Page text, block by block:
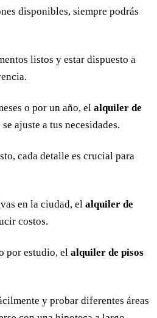
disponibles, siempre podrás
listos y estar dispuesto a
o por un año, el alquiler de
ajuste a tus necesidades.
cada detalle es crucial para
en la ciudad, el alquiler de
costos.
por estudio, el alquiler de pisos
y probar diferentes áreas